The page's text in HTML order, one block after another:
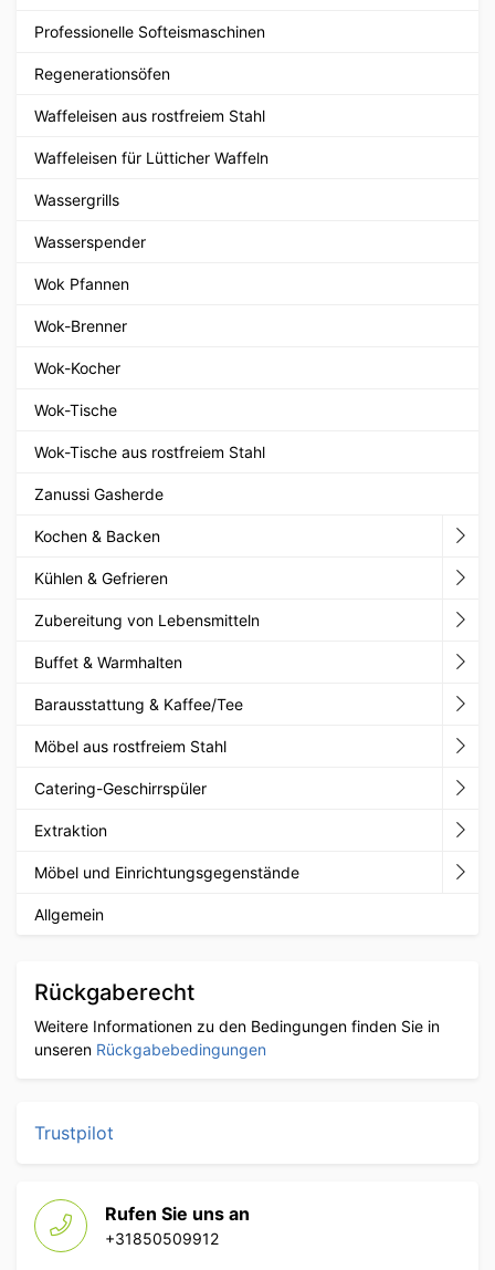
Professionelle Softeismaschinen
Regenerationsöfen
Waffeleisen aus rostfreiem Stahl
Waffeleisen für Lütticher Waffeln
Wassergrills
Wasserspender
Wok Pfannen
Wok-Brenner
Wok-Kocher
Wok-Tische
Wok-Tische aus rostfreiem Stahl
Zanussi Gasherde
Kochen & Backen
Kühlen & Gefrieren
Zubereitung von Lebensmitteln
Buffet & Warmhalten
Barausstattung & Kaffee/Tee
Möbel aus rostfreiem Stahl
Catering-Geschirrspüler
Extraktion
Möbel und Einrichtungsgegenstände
Allgemein
Rückgaberecht
Weitere Informationen zu den Bedingungen finden Sie in
unseren Rückgabebedingungen
Trustpilot
Rufen Sie uns an
+31850509912